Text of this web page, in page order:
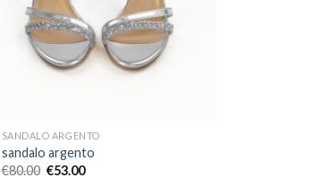
SANDALO ARGENTO
sandalo argento
€80.00 €53.00